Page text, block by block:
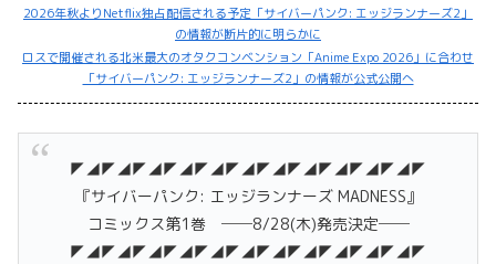
2026年秋よりNetflix独占配信される予定「サイバーパンク: エッジランナーズ2」
の情報が断片的に明らかに
ロスで開催される北米最大のオタクコンベンション「Anime Expo 2026」に合わせ
「サイバーパンク: エッジランナーズ2」の情報が公式公開へ
◤◢◤◢◤◢◤◢◤◢◤◢◤◢◤◢◤◢◤◢◤◢◤
『サイバーパンク: エッジランナーズ MADNESS』
コミックス第1巻 ──8/28(木)発売決定──
◤◢◤◢◤◢◤◢◤◢◤◢◤◢◤◢◤◢◤◢◤◢◤